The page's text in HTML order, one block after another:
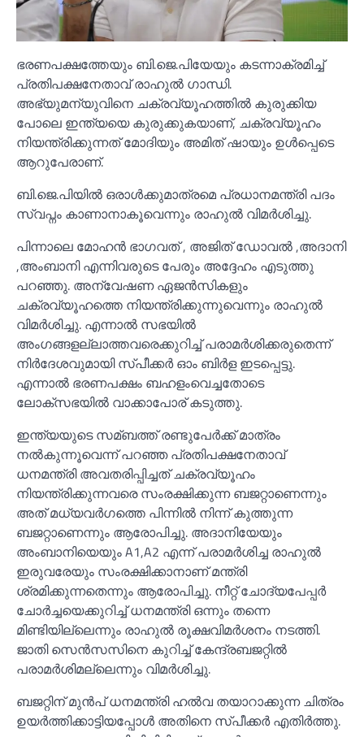
ഭരണപക്ഷത്തേയും ബി.ജെ.പിയേയും കടന്നാക്രമിച്ച്‌
പ്രതിപക്ഷനേതാവ് രാഹുല്‍ ഗാന്ധി.
അഭ്യുമന്യുവിനെ ചക്രവ്യൂഹത്തില്‍ കുരുക്കിയ
പോലെ ഇന്ത്യയെ കുരുക്കുകയാണ്, ചക്രവ്യൂഹം
നിയന്ത്രിക്കുന്നത് മോദിയും അമിത് ഷായും ഉള്‍പ്പെടെ
ആറുപേരാണ്.
ബി.ജെ.പിയില്‍ ഒരാള്‍ക്കുമാത്രമെ പ്രധാനമന്ത്രി പദം
സ്വപ്നം കാണാനാകൂവെന്നും രാഹുല്‍ വിമർശിച്ചു.
പിന്നാലെ മോഹൻ ഭാഗവത് , അജിത് ഡോവല്‍ ,അദാനി
,അംബാനി എന്നിവരുടെ പേരും അദ്ദേഹം എടുത്തു
പറഞ്ഞു. അന്വേഷണ ഏജൻസികളും
ചക്രവ്യൂഹത്തെ നിയന്ത്രിക്കുന്നുവെന്നും രാഹുല്‍
വിമർശിച്ചു. എന്നാല്‍ സഭയില്‍
അംഗങ്ങളല്ലാത്തവരെക്കുറിച്ച്‌ പരാമർശിക്കരുതെന്ന്
നിർദേശവുമായി സ്പീക്കർ ഓം ബിർള ഇടപ്പെട്ടു.
എന്നാല്‍ ഭരണപക്ഷം ബഹളംവെച്ചതോടെ
ലോക്സഭയില്‍ വാക്കാപോര് കടുത്തു.
ഇന്ത്യയുടെ സമ്ബത്ത് രണ്ടുപേർക്ക് മാത്രം
നല്‍കുന്നൂവെന്ന് പറഞ്ഞ പ്രതിപക്ഷനേതാവ്
ധനമന്ത്രി അവതരിപ്പിച്ചത് ചക്രവ്യൂഹം
നിയന്ത്രിക്കുന്നവരെ സംരക്ഷിക്കുന്ന ബജറ്റാണെന്നും
അത് മധ്യവർഗത്തെ പിന്നില്‍ നിന്ന് കുത്തുന്ന
ബജറ്റാണെന്നും ആരോപിച്ചു. അദാനിയേയും
അംബാനിയെയും A1,A2 എന്ന്‌ പരാമർശിച്ച രാഹുല്‍
ഇരുവരേയും സംരക്ഷിക്കാനാണ് മന്ത്രി
ശ്രമിക്കുന്നതെന്നും ആരോപിച്ചു. നീറ്റ് ചോദ്യപേപ്പർ
ചോർച്ചയെക്കുറിച്ച്‌ ധനമന്ത്രി ഒന്നും തന്നെ
മിണ്ടിയില്ലെന്നും രാഹുല്‍ രൂക്ഷവിമർശനം നടത്തി.
ജാതി സെൻസസിനെ കുറിച്ച്‌ കേന്ദ്രബജറ്റില്‍
പരാമർശിമല്ലെന്നും വിമർശിച്ചു.
ബജറ്റിന് മുൻപ് ധനമന്ത്രി ഹല്‍വ തയാറാക്കുന്ന ചിത്രം
ഉയർത്തിക്കാട്ടിയപ്പോള്‍ അതിനെ സ്പീക്കർ എതിർത്തു.